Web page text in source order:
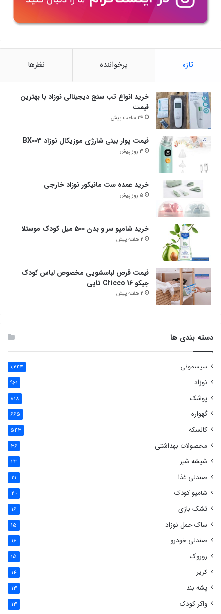
تازه پرخواننده نظرها
خرید انواع تب سنج دیجیتالی نوزاد با بهترین
قیمت
24 ساعت پیش
قیمت پوار بینی شارژی موزیکال نوزاد BX003
3 روز پیش
خرید عمده ست مانیکور نوزاد خارجی
5 روز پیش
خرید شامپو سر و بدن 500 میل کودک موستلا
2 هفته پیش
قیمت قرص لباسشویی مخصوص لباس کودک
چیکو Chicco 16 تایی
2 هفته پیش
دسته بندی ها
سیسمونی 1,244
نوزاد 961
پوشک 818
گهواره 665
کالسکه 543
محصولات بهداشتی 36
شیشه شیر 23
صندلی غذا 21
شامپو کودک 20
تشک بازی 16
ساک حمل نوزاد 15
صندلی خودرو 16
روروک 15
کریر 14
پشه بند 13
واکر کودک 13